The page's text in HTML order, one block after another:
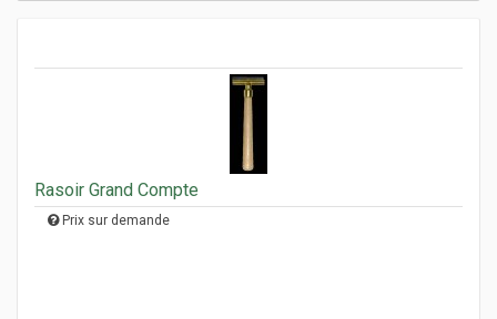
Rasoir Grand Compte
Prix sur demande